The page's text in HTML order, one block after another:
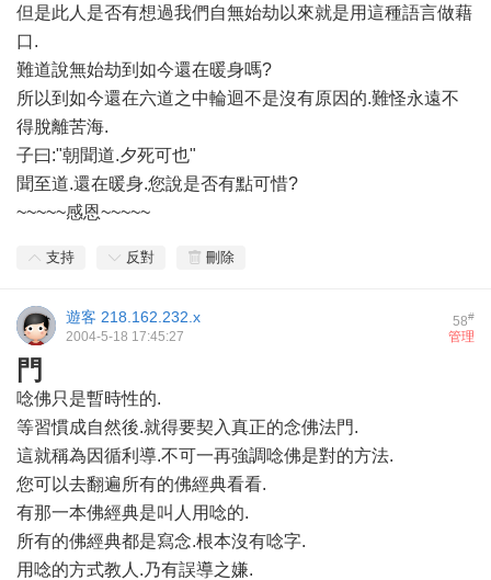
但是此人是否有想過我們自無始劫以來就是用這種語言做藉
口.
難道說無始劫到如今還在暖身嗎?
所以到如今還在六道之中輪迴不是沒有原因的.難怪永遠不
得脫離苦海.
子曰:"朝聞道.夕死可也"
聞至道.還在暖身.您說是否有點可惜?
~~~~~感恩~~~~~
支持 反對 刪除
58#
遊客 218.162.232.x
管理
2004-5-18 17:45:27
門
唸佛只是暫時性的.
等習慣成自然後.就得要契入真正的念佛法門.
這就稱為因循利導.不可一再強調唸佛是對的方法.
您可以去翻遍所有的佛經典看看.
有那一本佛經典是叫人用唸的.
所有的佛經典都是寫念.根本沒有唸字.
用唸的方式教人.乃有誤導之嫌.